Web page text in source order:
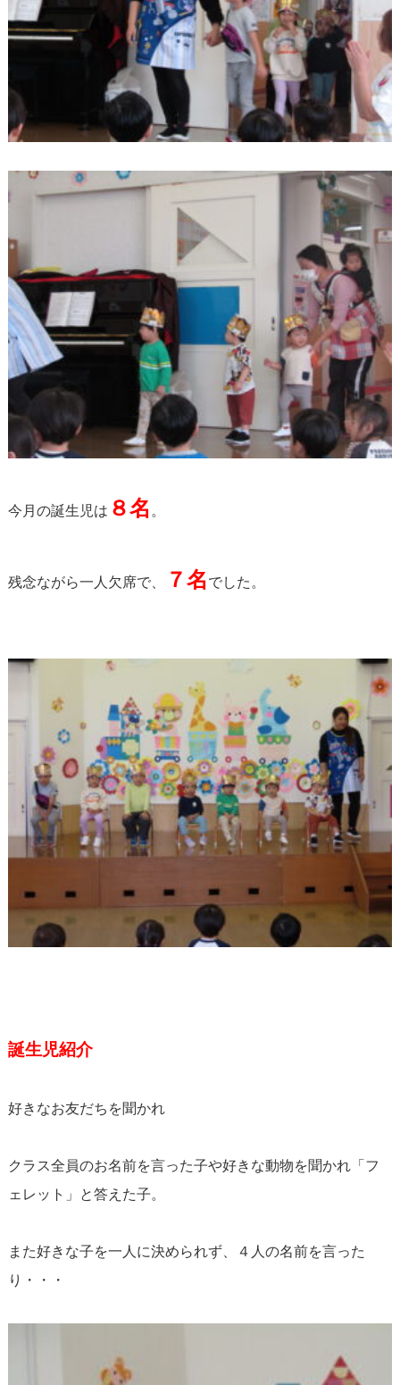
今月の誕生児は ８名 。
残念ながら一人欠席で、 ７名 でした。
誕生児紹介
好きなお友だちを聞かれ
クラス全員のお名前を言った子や好きな動物を聞かれ「フ
ェレット」と答えた子。
また好きな子を一人に決められず、４人の名前を言った
り・・・